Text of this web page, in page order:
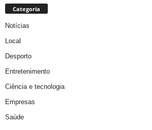
Categoria
Notícias
Local
Desporto
Entretenimento
Ciência e tecnologia
Empresas
Saúde